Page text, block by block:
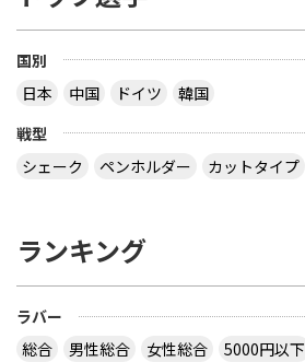
国別
日本
中国 ドイツ
韓国
戦型
シェーク
ペンホルダー カットタイプ
ランキング
ラバー
総合
男性総合 女性総合 5000円以下